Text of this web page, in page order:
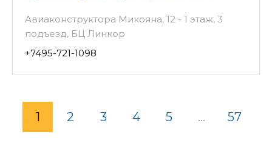
Авиаконструктора Микояна, 12 - 1 этаж, 3
подъезд, БЦ Линкор
+7495-721-1098
1 2 3 4 5 ... 57